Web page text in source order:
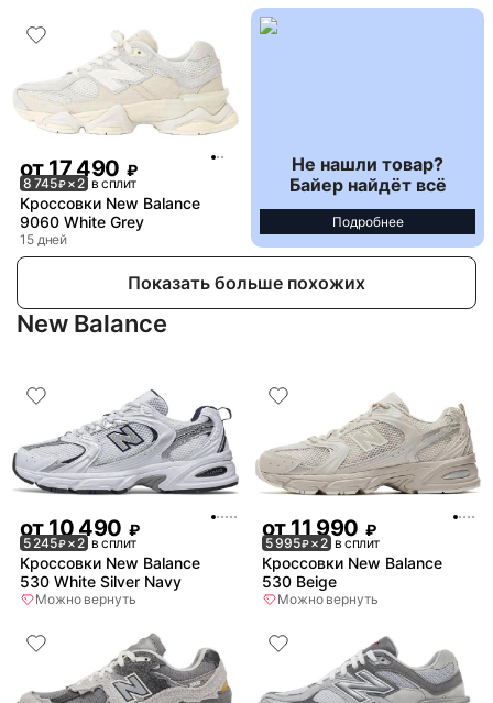
от 17 490 ₽
8 745₽× 2 в сплит
Кроссовки New Balance
9060 White Grey
15 дней
Не нашли товар?
Байер найдёт всё
Подробнее
Показать больше похожих
New Balance
от10 490 ₽
5 245₽× 2 в сплит
Кроссовки New Balance
530 White Silver Navy
Можно вернуть
от11 990 ₽
5 995₽× 2 в сплит
Кроссовки New Balance
530 Beige
Можно вернуть